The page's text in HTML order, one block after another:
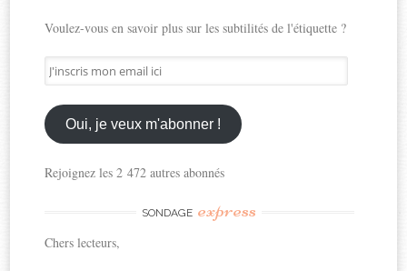
Voulez-vous en savoir plus sur les subtilités de l'étiquette ?
J'inscris
mon
email
ici
Oui, je veux m'abonner !
Rejoignez les 2 472 autres abonnés
SONDAGE express
Chers lecteurs,